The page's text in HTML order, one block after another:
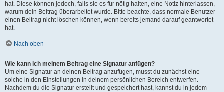
hat. Diese können jedoch, falls sie es für nötig halten, eine Notiz hinterlassen,
warum dein Beitrag überarbeitet wurde. Bitte beachte, dass normale Benutzer
einen Beitrag nicht löschen können, wenn bereits jemand darauf geantwortet
hat.
Nach oben
Wie kann ich meinem Beitrag eine Signatur anfügen?
Um eine Signatur an deinen Beitrag anzufügen, musst du zunächst eine
solche in den Einstellungen in deinem persönlichen Bereich entwerfen.
Nachdem du die Signatur erstellt und gespeichert hast, kannst du in jedem